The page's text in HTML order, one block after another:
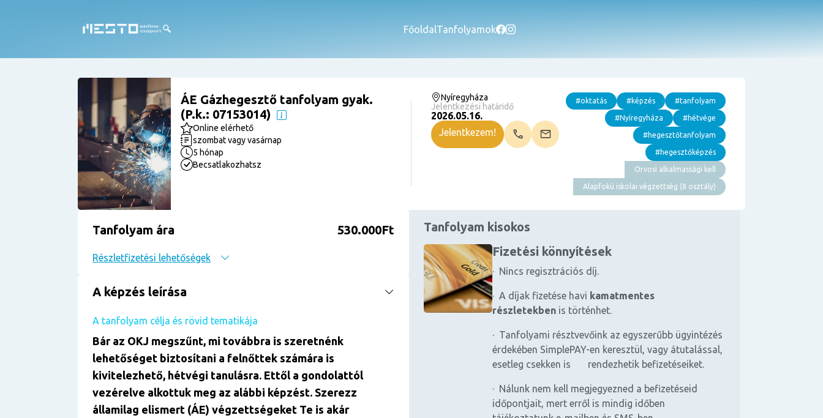
Főoldal Tanfolyamok
ÁE Gázhegesztő tanfolyam gyak.
(P.k.: 07153014)
Online elérhető
szombat vagy vasárnap
5 hónap
Becsatlakozhatsz
Nyíregyháza
Jelentkezési határidő
2026.05.16.
Jelentkezem!
#oktatás #képzés #tanfolyam
#Nyíregyháza #hétvége
#hegesztőtanfolyam
#hegesztőképzés
Orvosi alkalmassági kell
Alapfokú iskolai végzettség (8 osztály)
Tanfolyam ára 530.000Ft
Részletfizetési lehetőségek
A képzés leírása
A tanfolyam célja és rövid tematikája
Bár az OKJ megszűnt, mi továbbra is szeretnénk
lehetőséget biztosítani a felnőttek számára is
kivitelezhető, hétvégi tanulásra. Ettől a gondolattól
vezérelve alkottuk meg az alábbi képzést. Szerezz
államilag elismert (ÁE) végzettségeket Te is akár
Tanfolyam kisokos
Fizetési könnyítések
· Nincs regisztrációs díj.
· A díjak fizetése havi kamatmentes
részletekben is történhet.
· Tanfolyami résztvevőink az egyszerűbb ügyintézés
érdekében SimplePAY-en keresztül, vagy átutalással,
esetleg csekken is rendezhetik befizetéseiket.
· Nálunk nem kell megjegyezned a befizetéseid
időpontjait, mert erről is mindig időben